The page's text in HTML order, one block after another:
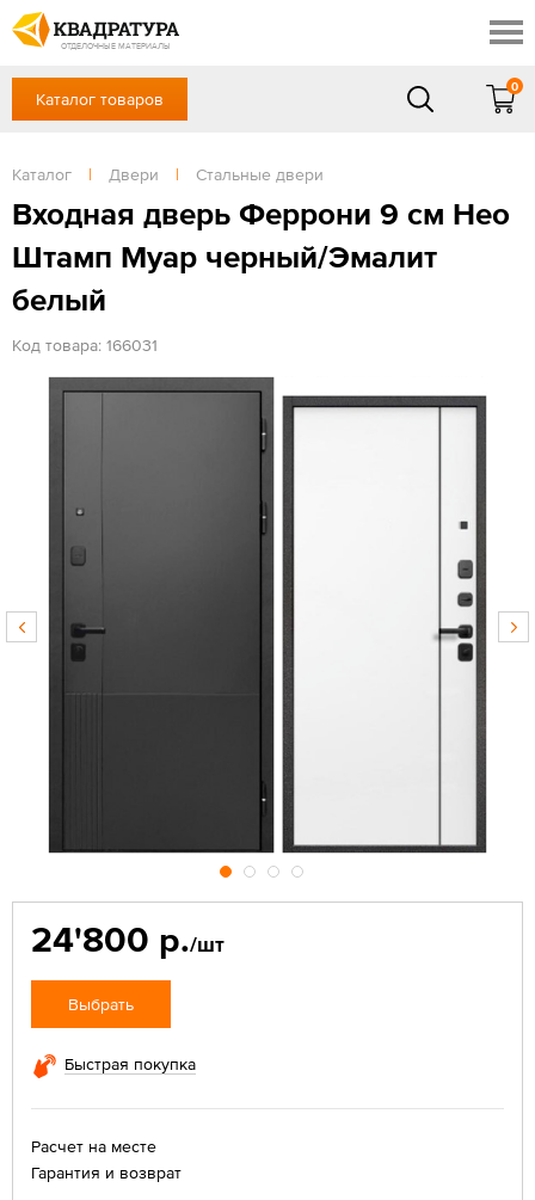
ОТДЕЛОЧНЫЕ МАТЕРИАЛЫ
Скидки
Контакты
Доставка и оплата
Готовые решения
Отзывы
+7 (863) 303-36-23
Сб, Вс — выходной
ЗАКАЗАТЬ ЗВОНОК
Каталог товаров
0
Каталог | Двери | Стальные двери
Входная дверь Феррони 9 см Нео
Штамп Муар черный/Эмалит
белый
Код товара: 166031
24'800 р./шт
Выбрать
Быстрая покупка
Расчет на месте
Гарантия и возврат